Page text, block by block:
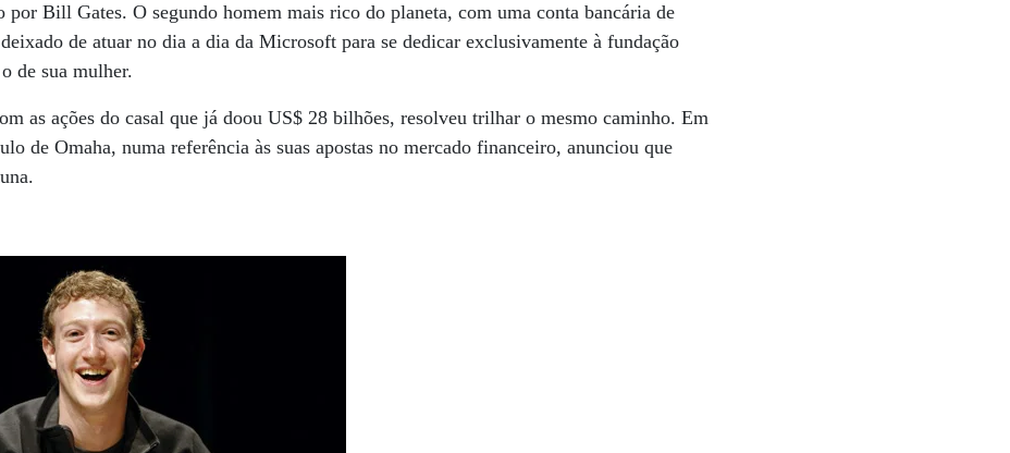
Bill Gates. O segundo homem mais rico do planeta, com uma conta bancária de
de atuar no dia a dia da Microsoft para se dedicar exclusivamente à fundação
de sua mulher.
as ações do casal que já doou US$ 28 bilhões, resolveu trilhar o mesmo caminho. Em
de Omaha, numa referência às suas apostas no mercado financeiro, anunciou que